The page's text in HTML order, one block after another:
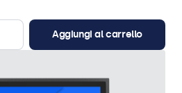
Aggiungi al carrello